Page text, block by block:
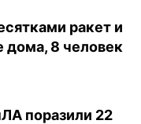
ракет и
8 человек
поразили 22